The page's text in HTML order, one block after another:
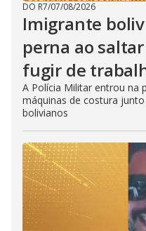
DO R7/07/08/2026
Imigrante
perna ao
fugir de
A Polícia Militar entrou na
máquinas de costura
bolivianos